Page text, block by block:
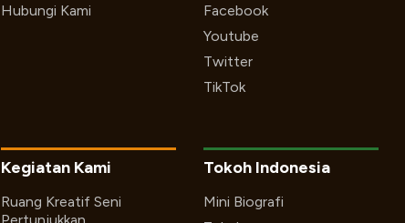
Hubungi Kami
Facebook
Youtube
Twitter
TikTok
Kegiatan Kami
Ruang Kreatif Seni
Pertunjukkan
Tokoh Indonesia
Mini Biografi